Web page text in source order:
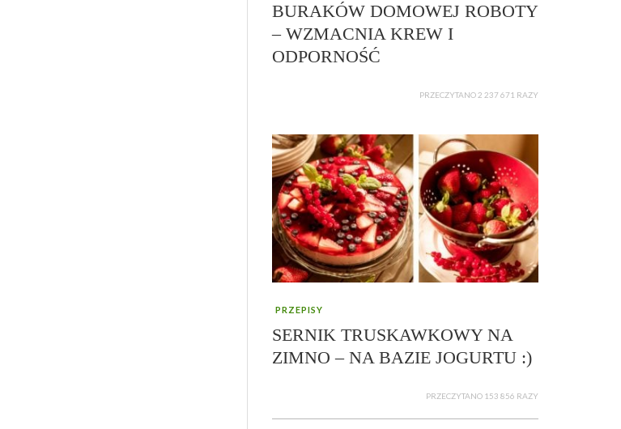
BURAKÓW DOMOWEJ ROBOTY
– WZMACNIA KREW I
ODPORNOŚĆ
PRZECZYTANO 2 237 671 RAZY
PRZEPISY
SERNIK TRUSKAWKOWY NA
ZIMNO – NA BAZIE JOGURTU :)
PRZECZYTANO 153 856 RAZY